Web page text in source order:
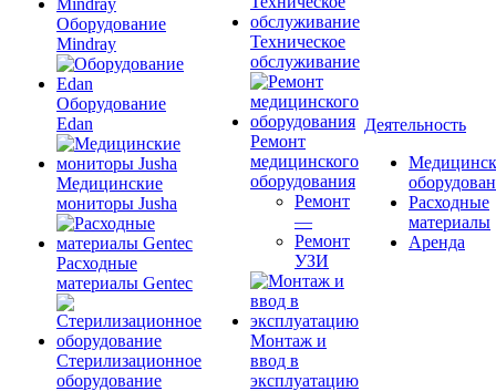
Оборудование
Mindray
Оборудование
Edan
Медицинские
мониторы Jusha
Расходные
материалы Gentec
Стерилизационное
оборудование
Техническое
обслуживание
Ремонт
медицинского
оборудования
Ремонт
—
Ремонт
УЗИ
Монтаж и
ввод в
эксплуатацию
Деятельность
Расходные
материалы
Аренда